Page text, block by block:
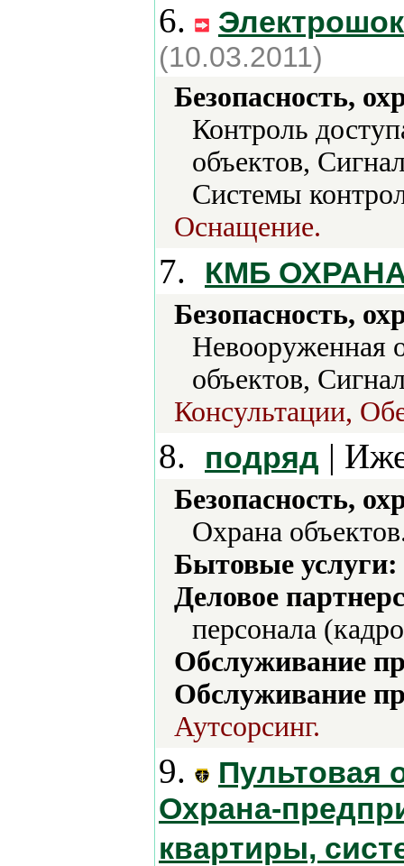
6.
(10.03.2011)
Безопасность,
Контроль
объектов,
Системы
Оснащение.
7. КМБ
Безопасность,
Невооруженная
объектов,
Консультации,
8. подряд |
Безопасность,
Охрана
Бытовые услуги:
Деловое
персонала
Обслуживание
Обслуживание
Аутсорсинг.
9.
Пультовая
Охрана-
квартиры,